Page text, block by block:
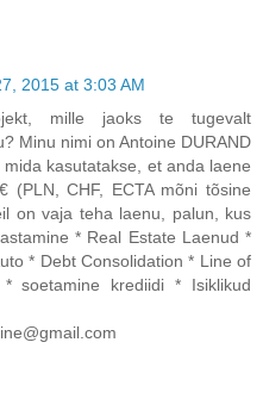
2015 at 3:03 AM
mille jaoks te tugevalt
Minu nimi on Antoine DURAND
kasutatakse, et anda laene
(PLN, CHF, ECTA mõni tõsine
on vaja teha laenu, palun, kus
* Real Estate Laenud *
* Debt Consolidation * Line of
soetamine krediidi * Isiklikud